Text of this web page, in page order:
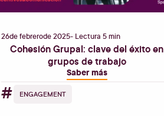
26defebrerode2025- Lectura 5 min
Cohesión Grupal: clave del éxito en
grupos de trabajo
Saber más
# ENGAGEMENT